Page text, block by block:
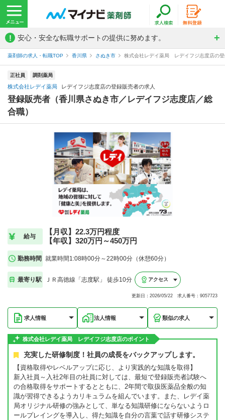
! 安心・安全な転職サポートの提供に努めます。
薬剤師の求人・転職TOP 香川県 さぬき市 株式会社レデイ薬局 レデイフジ志度店の
正社員 調剤薬局
株式会社レデイ薬局 レデイフジ志度店の登録販売者の求人
登録販売者（香川県さぬき市／レデイフジ志度店／総
合職）
給与
【月収】22.3万円程度
【年収】320万円～450万円
勤務時間 就業時間1:08時00分～22時00分（休憩60分）
最寄り駅 ＪＲ高徳線「志度駅」 徒歩10分 アクセス
更新日：2026/05/22 求人番号：9057723
求人情報 法人情報 類似の求人
株式会社レデイ薬局 レデイフジ志度店のポイント
充実した研修制度！社員の成長をバックアップします。
【資格取得やレベルアップに応じ、より実践的な知識を取得】
新入社員～入社2年目の社員に対しては、最短で登録販売者試験へ
の合格取得をサポートするとともに、2年間で取扱医薬品全般の知
識が習得できるようカリキュラムを組んでいます。また、レデイ薬
局オリジナル研修の強みとして、単なる知識研修にならないようロ
ールプレイングを導入し、得た知識を自分の言葉で話す研修システ